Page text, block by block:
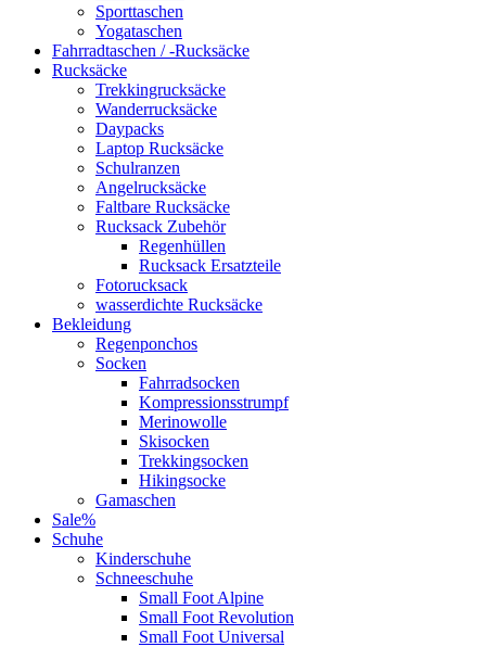
Sporttaschen
Yogataschen
Fahrradtaschen / -Rucksäcke
Rucksäcke
Trekkingrucksäcke
Wanderrucksäcke
Daypacks
Laptop Rucksäcke
Schulranzen
Angelrucksäcke
Faltbare Rucksäcke
Rucksack Zubehör
Regenhüllen
Rucksack Ersatzteile
Fotorucksack
wasserdichte Rucksäcke
Bekleidung
Regenponchos
Socken
Fahrradsocken
Kompressionsstrumpf
Merinowolle
Skisocken
Trekkingsocken
Hikingsocke
Gamaschen
Sale%
Schuhe
Kinderschuhe
Schneeschuhe
Small Foot Alpine
Small Foot Revolution
Small Foot Universal